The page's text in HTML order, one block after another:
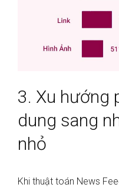
3. Xu hướng
dung sang
nhỏ
Khi thuật toán News